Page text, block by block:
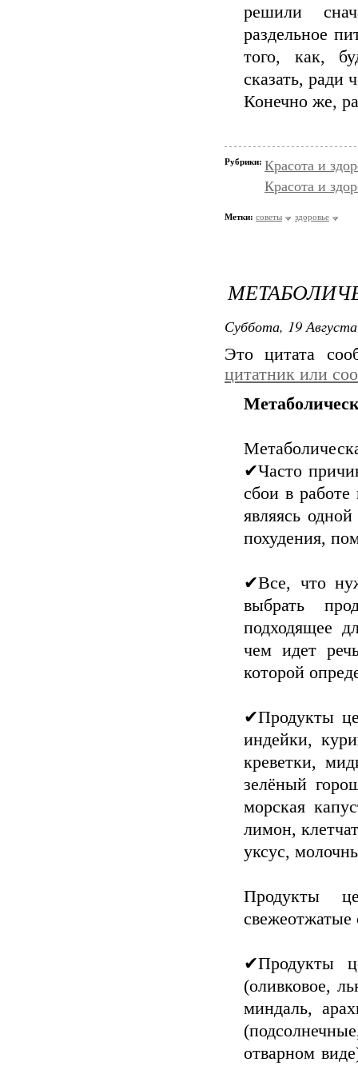
решили
раздельное
того, как,
сказать, ради
Конечно же,
Рубрики: Красота и
Красота и
Метки: советы здоровье
Суббота, 19
Это цитата
цитатник или
✔Часто
сбои в
являясь
похудения,
✔Все, что
выбрать
подходящее
чем идет
которой
✔Продукты
индейки,
креветки,
зелёный
морская
лимон,
уксус,
Продукты
✔Продукты
(оливковое,
миндаль,
отварном